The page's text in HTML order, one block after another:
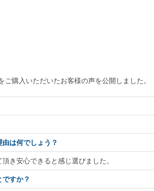
購入いただいたお客様の声を公開しました。
は何でしょう？
き安心できると感じ選びました。
すか？